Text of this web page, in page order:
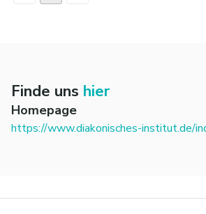
Finde uns hier
Homepage
https://www.diakonisches-institut.de/